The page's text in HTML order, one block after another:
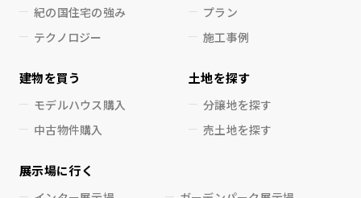
紀の国住宅の強み
テクノロジー
プラン
施工事例
建物を買う
モデルハウス購入
中古物件購入
土地を探す
分譲地を探す
売土地を探す
展示場に行く